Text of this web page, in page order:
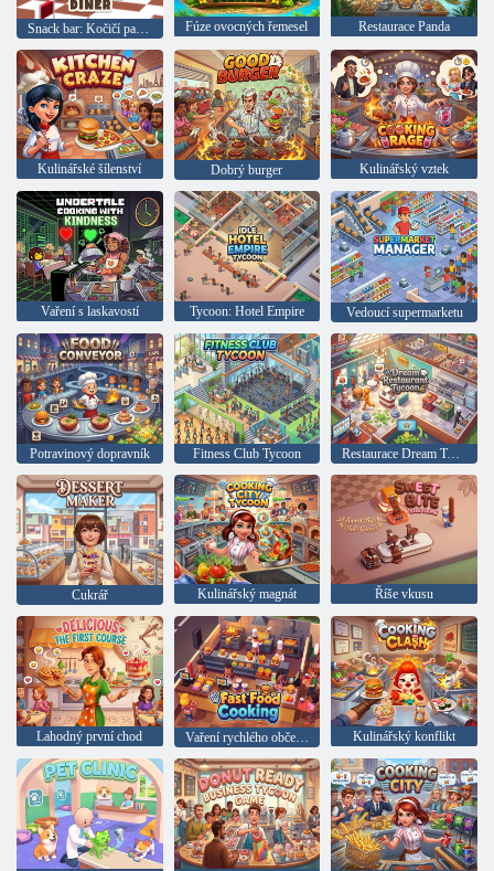
Fúze ovocných řemesel Restaurace Panda
Kulinářské šílenství Dobrý burger Kulinářský vztek
Vaření s laskavostí Tycoon: Hotel Empire Vedoucí supermarketu
Potravinový dopravník Fitness Club Tycoon Restaurace Dream Tycoon
Cukrář Kulinářský magnát Říše vkusu
Lahodný první chod Vaření rychlého občerstvení Kulinářský konflikt